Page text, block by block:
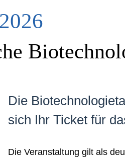
Die
sich Ihr Ticket für
Die Veranstaltung gilt als